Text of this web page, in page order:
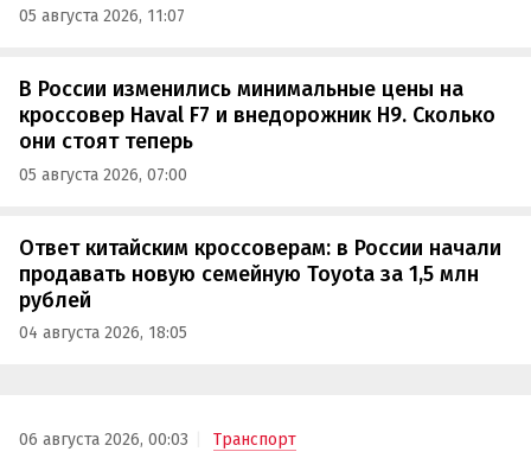
05 августа 2026, 11:07
В России изменились минимальные цены на
кроссовер Haval F7 и внедорожник H9. Сколько
они стоят теперь
05 августа 2026, 07:00
Ответ китайским кроссоверам: в России начали
продавать новую семейную Toyota за 1,5 млн
рублей
04 августа 2026, 18:05
06 августа 2026, 00:03 Транспорт